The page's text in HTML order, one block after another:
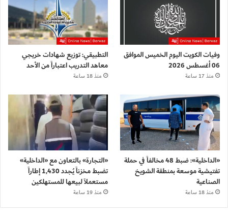
وفيات الكويت اليوم الخميس الموافق
06 أغسطس 2026
منذ 17 ساعة
التطبيقي: توزيع شهادات خريجي
معاهد التدريب اعتباراً من الأحد
منذ 18 ساعة
«الداخلية»: ضبط 48 مخالفاً في حملة
تفتيشية موسعة بمنطقة الشويخ
الصناعية
منذ 18 ساعة
«التجارة» بالتعاون مع «الداخلية»
تضبط مخزناً يُجدد 1,430 إطاراً
مستعملاً لبيعها للمستهلكين
منذ 19 ساعة